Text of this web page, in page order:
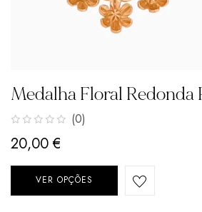
Medalha Floral Redonda
(0)
20,00€
VER OPÇÕES